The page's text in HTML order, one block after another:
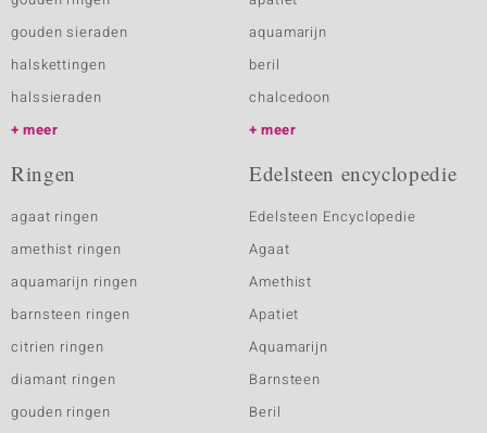
gouden sieraden
halskettingen
halssieraden
meer
aquamarijn
beril
chalcedoon
meer
Ringen
agaat ringen
amethist ringen
aquamarijn ringen
barnsteen ringen
citrien ringen
diamant ringen
gouden ringen
Edelsteen encyclopedie
Edelsteen Encyclopedie
Agaat
Amethist
Apatiet
Aquamarijn
Barnsteen
Beril